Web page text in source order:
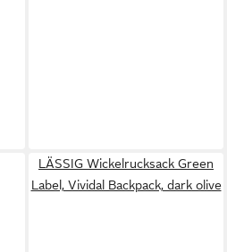
LÄSSIG Wickelrucksack Green
Label, Vividal Backpack, dark olive